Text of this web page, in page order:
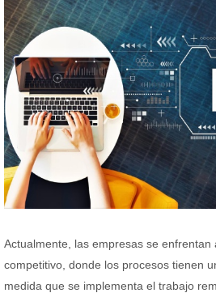
Actualmente, las empresas se enfrentan
competitivo, donde los procesos tienen
medida que se implementa el trabajo